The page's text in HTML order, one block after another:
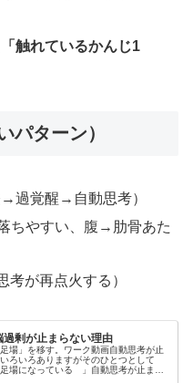
触れているかんじ1
パターン）
過覚醒→自動思考）
ちやすい、腹→肋骨あた
考が再点火する）
過剰が止まらない理由
場」を移す。ワーク動画自動思考が止
ろいろありますがそのひとつとして
場になっている 」自動思考が止まら